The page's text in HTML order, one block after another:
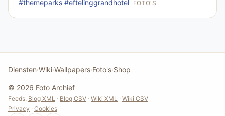
#themeparks #eftelinggrandhotel FOTO'S
Diensten·Wiki·Wallpapers·Foto's·Shop
© 2026 Foto Archief
Feeds: Blog XML · Blog CSV · Wiki XML · Wiki CSV
Privacy · Cookies